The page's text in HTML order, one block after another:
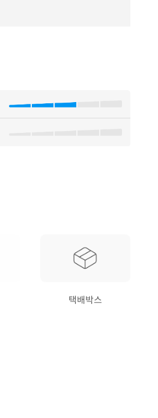
택배박스